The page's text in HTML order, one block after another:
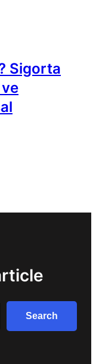
Sigorta
Search